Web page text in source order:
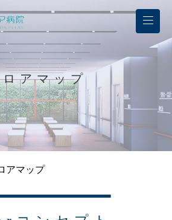
ロアマップ
アマップ